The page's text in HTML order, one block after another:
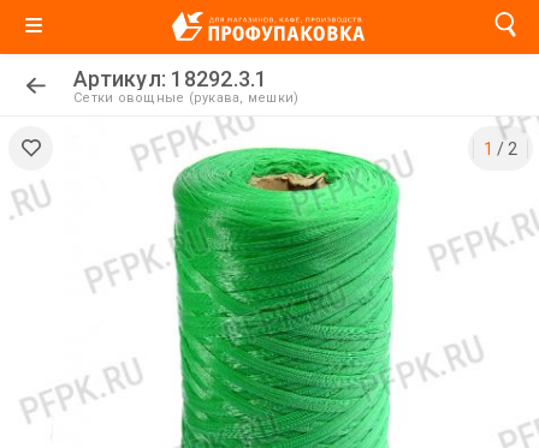
Артикул: 18292.3.1
Сетки овощные (рукава, мешки)
1 / 2